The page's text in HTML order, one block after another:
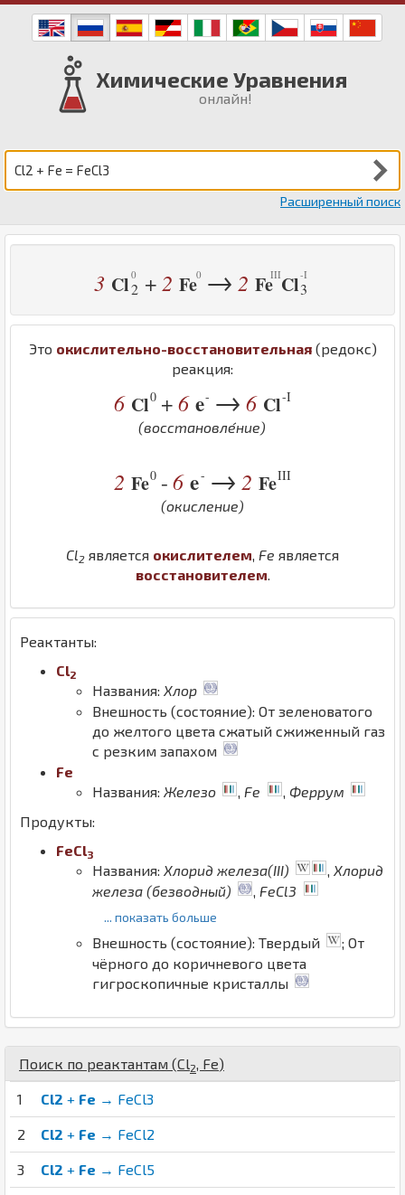
Химические Уравнения
онлайн!
Расширенный поиск
3 Cl2 + 2 Fe → 2 Fe Cl3
Это окислительно-восстановительная(редокс)
реакция:
6 Cl0 +6 e- → 6 Cl-I
(восстановле́ние)
2 Fe0 - 6 e- → 2 FeIII
(окисление)
Cl2 является окислителем Fe является
восстановителем
Реактанты:
Cl2
Названия: Хлор
Внешность (состояние): От зеленоватого
до желтого цвета сжатый сжиженный газ
с резким запахом
Fe
Названия: Железо Fe
Феррум
Продукты:
FeCl3
Названия: Хлорид железа(III) ,Хлорид
железа (безводный)
, FeCl3
... показать больше
Внешность (состояние): Твердый
; От
чёрного до коричневого цвета
гигроскопичные кристаллы
Поиск по реактантам (Cl2, Fe)
1 Cl2 + Fe → FeCl3
2 Cl2 + Fe → FeCl2
3 Cl2 + Fe → FeCl5